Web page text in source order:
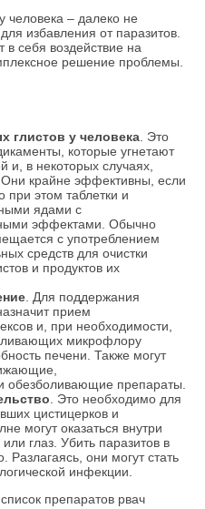
человека – далеко не
избавления от паразитов.
себя воздействие на
решение проблемы.
глистов у человека . Это
которые угнетают
и, в некоторых случаях,
Они крайне эффективны, если
при этом таблетки и
ядами с
эффектами. Обычно
с употреблением
средств для очистки
и продуктов их
. Для поддержания
прием
и, при необходимости,
микрофлору
печени. Также могут
обезболивающие препараты.
. Это необходимо для
цистицерков и
могут оказаться внутри
глаз. Убить паразитов в
Разлагаясь, они могут стать
инфекции.
препаратов рвач